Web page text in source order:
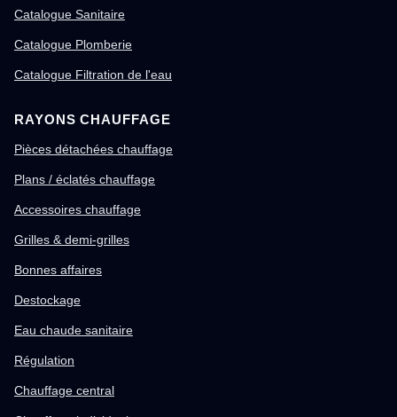
Catalogue Sanitaire
Catalogue Plomberie
Catalogue Filtration de l'eau
RAYONS CHAUFFAGE
Pièces détachées chauffage
Plans / éclatés chauffage
Accessoires chauffage
Grilles & demi-grilles
Bonnes affaires
Destockage
Eau chaude sanitaire
Régulation
Chauffage central